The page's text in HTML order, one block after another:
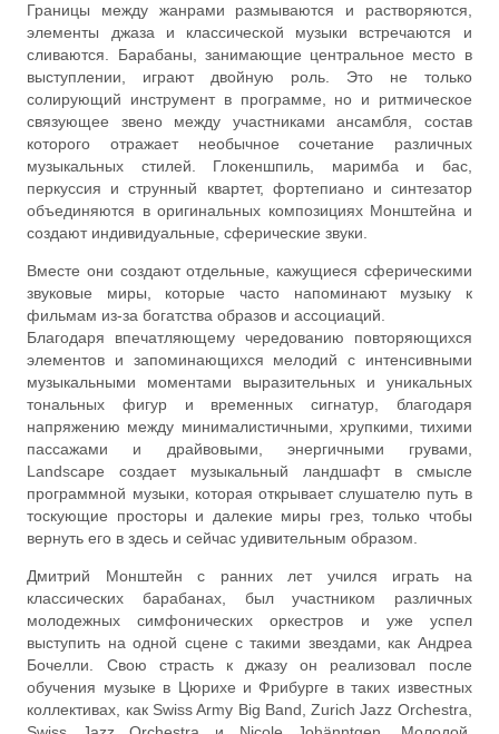
Границы между жанрами размываются и растворяются,
элементы джаза и классической музыки встречаются и
сливаются. Барабаны, занимающие центральное место в
выступлении, играют двойную роль. Это не только
солирующий инструмент в программе, но и ритмическое
связующее звено между участниками ансамбля, состав
которого отражает необычное сочетание различных
музыкальных стилей. Глокеншпиль, маримба и бас,
перкуссия и струнный квартет, фортепиано и синтезатор
объединяются в оригинальных композициях Монштейна и
создают индивидуальные, сферические звуки.
Вместе они создают отдельные, кажущиеся сферическими
звуковые миры, которые часто напоминают музыку к
фильмам из-за богатства образов и ассоциаций.
Благодаря впечатляющему чередованию повторяющихся
элементов и запоминающихся мелодий с интенсивными
музыкальными моментами выразительных и уникальных
тональных фигур и временных сигнатур, благодаря
напряжению между минималистичными, хрупкими, тихими
пассажами и драйвовыми, энергичными грувами,
Landscape создает музыкальный ландшафт в смысле
программной музыки, которая открывает слушателю путь в
тоскующие просторы и далекие миры грез, только чтобы
вернуть его в здесь и сейчас удивительным образом.
Дмитрий Монштейн с ранних лет учился играть на
классических барабанах, был участником различных
молодежных симфонических оркестров и уже успел
выступить на одной сцене с такими звездами, как Андреа
Бочелли. Свою страсть к джазу он реализовал после
обучения музыке в Цюрихе и Фрибурге в таких известных
коллективах, как Swiss Army Big Band, Zurich Jazz Orchestra,